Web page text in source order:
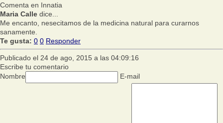
Comenta en Innatia
Maria Calle dice...
Me encanto, nesecitamos de la medicina natural para curarnos
sanamente.
Te gusta: 0 0 Responder
Publicado el 24 de ago, 2015 a las 04:09:16
Escribe tu comentario
Nombre
E-mail